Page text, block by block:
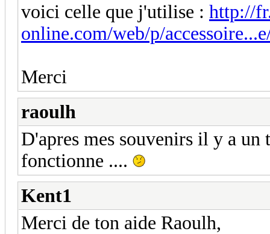
voici celle que j'utilise : http://
online.com/web/p/
Merci
raoulh
D'apres mes souvenirs il y a un
fonctionne ....
Kent1
Merci de ton aide Raoulh,